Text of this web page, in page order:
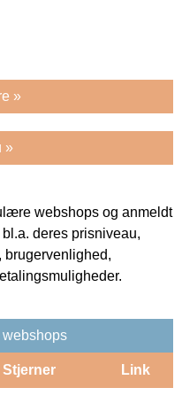
»
»
webshops og anmeldt
deres prisniveau,
brugervenlighed,
webshops
Stjerner Link